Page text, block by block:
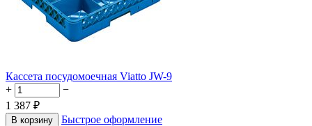
Кассета посудомоечная Viatto JW-9
+
−
1 387 ₽
В корзину
Быстрое оформление